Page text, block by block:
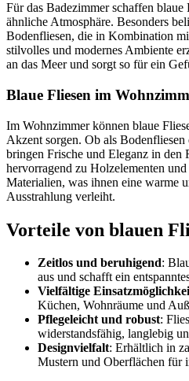
Für das Badezimmer schaffen blaue
ähnliche Atmosphäre. Besonders
Bodenfliesen, die in Kombination
stilvolles und modernes Ambiente
an das Meer und sorgt so für ein
Blaue Fliesen im
Im Wohnzimmer können blaue
Akzent sorgen. Ob als
bringen Frische und Eleganz in den
hervorragend zu Holzelementen
Materialien, was ihnen eine warme
Ausstrahlung verleiht.
Vorteile von blauen
Zeitlos und beruhigend:
aus und schafft ein
Vielfältige
Küchen, Wohnräume und
Pflegeleicht und robust:
widerstandsfähig, langlebig
Designvielfalt: Erhältlich in
Mustern und Oberflächen für